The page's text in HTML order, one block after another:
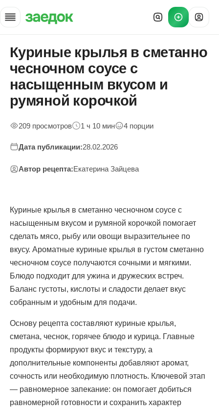
Главная
»
Рецепты
Куриные крылья в сметанно чесночном соусе с —
Куриные крылья в сметанно
чесночном соусе с
насыщенным вкусом и
румяной корочкой
209 просмотров 1 ч 10 мин 4 порции
Дата публикации:28.02.2026
Автор рецепта:Екатерина Зайцева
Куриные крылья в сметанно чесночном соусе с
насыщенным вкусом и румяной корочкой помогает
сделать мясо, рыбу или овощи выразительнее по
вкусу. Ароматные куриные крылья в густом сметанно
чесночном соусе получаются сочными и мягкими.
Блюдо подходит для ужина и дружеских встреч.
Баланс густоты, кислоты и сладости делает вкус
собранным и удобным для подачи.
Основу рецепта составляют куриные крылья,
сметана, чеснок, горячее блюдо и курица. Главные
продукты формируют вкус и текстуру, а
дополнительные компоненты добавляют аромат,
сочность или необходимую плотность. Ключевой этап
— равномерное запекание: он помогает добиться
равномерной готовности и сохранить характер